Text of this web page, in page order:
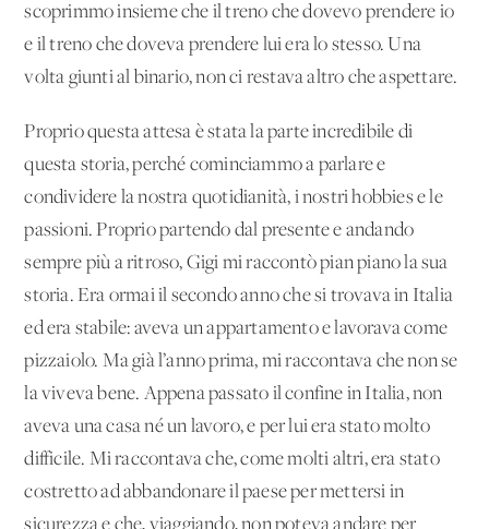
scoprimmo insieme che il treno che dovevo prendere io
e il treno che doveva prendere lui era lo stesso. Una
volta giunti al binario, non ci restava altro che aspettare.
Proprio questa attesa è stata la parte incredibile di
questa storia, perché cominciammo a parlare e
condividere la nostra quotidianità, i nostri hobbies e le
passioni. Proprio partendo dal presente e andando
sempre più a ritroso, Gigi mi raccontò pian piano la sua
storia. Era ormai il secondo anno che si trovava in Italia
ed era stabile: aveva un appartamento e lavorava come
pizzaiolo. Ma già l’anno prima, mi raccontava che non se
la viveva bene. Appena passato il confine in Italia, non
aveva una casa né un lavoro, e per lui era stato molto
difficile. Mi raccontava che, come molti altri, era stato
costretto ad abbandonare il paese per mettersi in
sicurezza e che, viaggiando, non poteva andare per